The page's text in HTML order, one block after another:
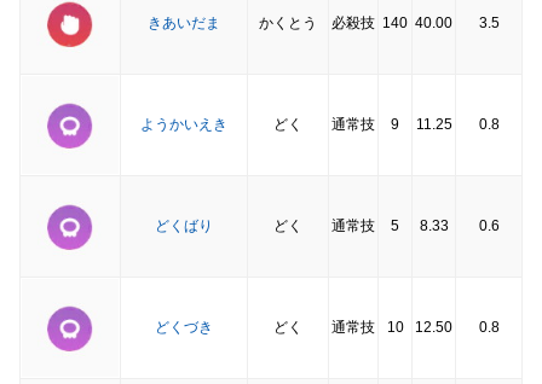
きあいだま かくとう 必殺技 140 40.00 3.5
ようかいえき どく 通常技 9 11.25 0.8
どくばり どく 通常技 5 8.33 0.6
どくづき どく 通常技 10 12.50 0.8